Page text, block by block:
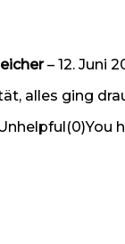
– 12. Juni
alles ging
(0)You